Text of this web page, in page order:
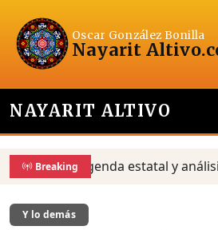
Oscar González Bonilla
Nayarit Altivo
NAYARIT ALTIVO
Breaking
Agenda estatal y análisis
Y lo demás